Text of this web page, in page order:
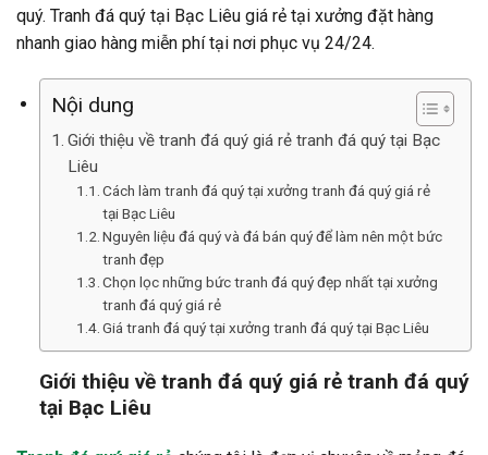
quý. Tranh đá quý tại Bạc Liêu giá rẻ tại xưởng đặt hàng
nhanh giao hàng miễn phí tại nơi phục vụ 24/24.
Nội dung
Giới thiệu về tranh đá quý giá rẻ tranh đá quý tại Bạc
Liêu
Cách làm tranh đá quý tại xưởng tranh đá quý giá rẻ
tại Bạc Liêu
Nguyên liệu đá quý và đá bán quý để làm nên một bức
tranh đẹp
Chọn lọc những bức tranh đá quý đẹp nhất tại xưởng
tranh đá quý giá rẻ
Giá tranh đá quý tại xưởng tranh đá quý tại Bạc Liêu
Giới thiệu về tranh đá quý giá rẻ tranh đá quý
tại Bạc Liêu